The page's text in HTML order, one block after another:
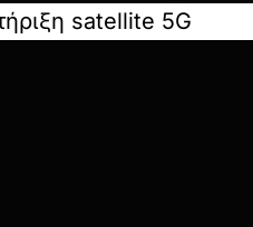
satellite 5G